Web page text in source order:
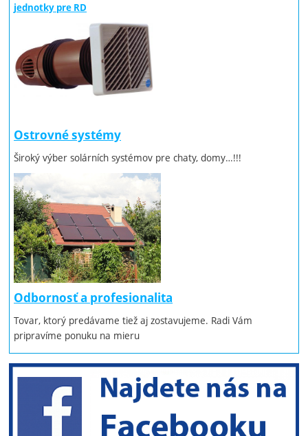
jednotky pre RD
Ostrovné systémy
Široký výber solárních systémov pre chaty, domy…!!!
Odbornosť a profesionalita
Tovar, ktorý predávame tiež aj zostavujeme. Radi Vám
pripravíme ponuku na mieru